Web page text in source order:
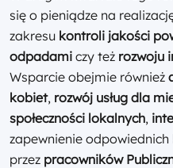
się o pieniądze na
zakresu kontroli jakości
odpadami czy też rozwoju
Wsparcie obejmie również
kobiet, rozwój usług dla
społeczności lokalnych,
zapewnienie
przez pracowników